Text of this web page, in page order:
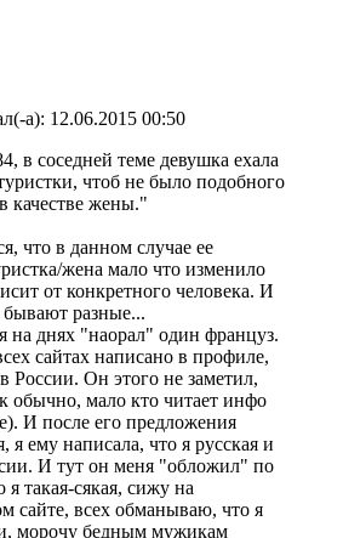
а): 12.06.2015 00:50
в соседней теме девушка ехала
чтоб не было подобного
качестве жены."
что в данном случае ее
жена мало что изменило
от конкретного человека. И
разные...
на днях "наорал" один француз.
сайтах написано в профиле,
России. Он этого не заметил,
обычно, мало кто читает инфо
И после его предложения
я ему написала, что я русская и
И тут он меня "обложил" по
я такая-сякая, сижу на
сайте, всех обманываю, что я
морочу бедным мужикам